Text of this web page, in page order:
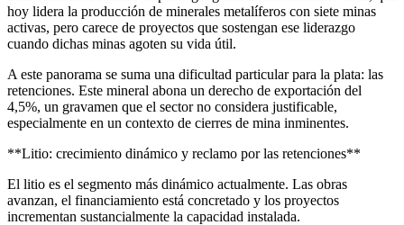
hoy lidera la producción de minerales metalíferos con siete minas
activas, pero carece de proyectos que sostengan ese liderazgo
cuando dichas minas agoten su vida útil.
A este panorama se suma una dificultad particular para la plata: las
retenciones. Este mineral abona un derecho de exportación del
4,5%, un gravamen que el sector no considera justificable,
especialmente en un contexto de cierres de mina inminentes.
**Litio: crecimiento dinámico y reclamo por las retenciones**
El litio es el segmento más dinámico actualmente. Las obras
avanzan, el financiamiento está concretado y los proyectos
incrementan sustancialmente la capacidad instalada.